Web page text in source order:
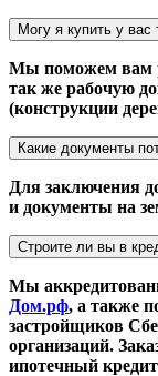
Могу я купить у вас
Мы поможем вам
так же рабочую
(конструкции
Какие документы
Для заключения
и документы на
Строите ли вы в
Мы
Дом.рф, а также
застройщиков
организаций.
ипотечный